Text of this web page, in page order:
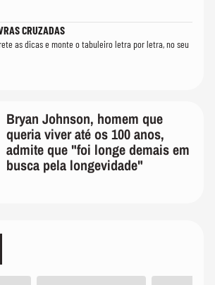
CRUZADAS
as dicas e monte o tabuleiro letra por letra, no seu
Bryan Johnson, homem que
queria viver até os 100 anos,
admite que "foi longe demais em
busca pela longevidade"